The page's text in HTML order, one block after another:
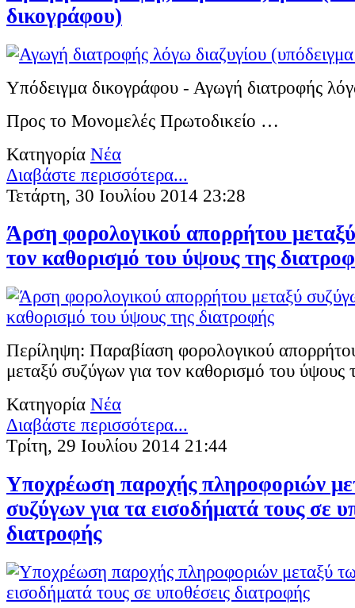
δικογράφου)
Υπόδειγμα δικογράφου - Αγωγή διατροφής
Προς το Μονομελές Πρωτοδικείο …
Κατηγορία Νέα
Διαβάστε περισσότερα...
Τετάρτη, 30 Ιουλίου 2014 23:28
Άρση φορολογικού απορρήτου
τον καθορισμό του ύψους της
Περίληψη: Παραβίαση φορολογικού
μεταξύ συζύγων για τον καθορισμό του ύψους
Κατηγορία Νέα
Διαβάστε περισσότερα...
Τρίτη, 29 Ιουλίου 2014 21:44
Υποχρέωση παροχής πληροφοριών
συζύγων για τα εισοδήματά τους σε
διατροφής